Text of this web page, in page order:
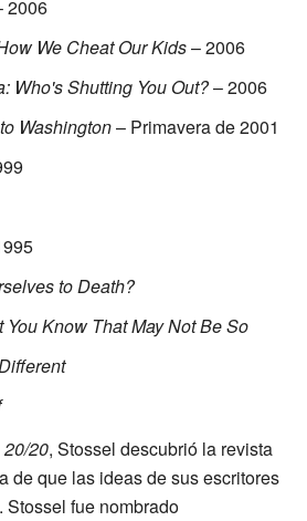
2006
We Cheat Our Kids– 2006
Who's Shutting You Out?– 2006
Washington– Primavera de 2001
to Death?
Know That May Not Be So
20/20, Stossel descubrió la revista
de que las ideas de sus escritores
fue nombrado